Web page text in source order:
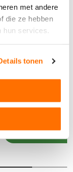
met andere
die ze hebben
hun services.
tonen
New Holland T6 + NC
47,2545,25
voir le produit